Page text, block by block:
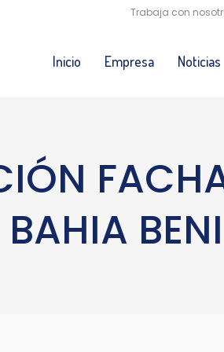
Trabaja con
Inicio Empresa Noticias
BAHIA